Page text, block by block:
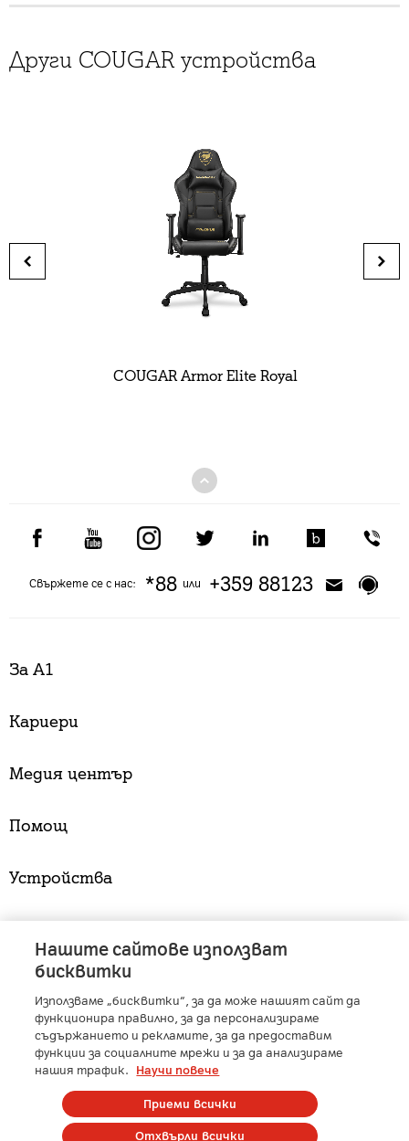
Други COUGAR устройства
COUGAR Armor Elite Royal
Свържете се с нас: *88или +359 88123
За А1
Кариери
Медия център
Помощ
Устройства
A1 Austria - A1 Croatia - A1 Serbia - A1 Belarus
A1 Bulgaria
- A1 Macedonia - A1 Slovenia
A1 Digital
- Member of A1 Group
Copyright © 2025 А1 България. | Protected by reCAPTCHA
Нашите сайтове използват
бисквитки
Използваме „бисквитки“, за да може нашият сайт да
функционира правилно, за да персонализираме
съдържанието и рекламите, за да предоставим
функции за социалните мрежи и за да анализираме
нашия трафик.
Научи повече
Отхвърли всички
Приеми всички